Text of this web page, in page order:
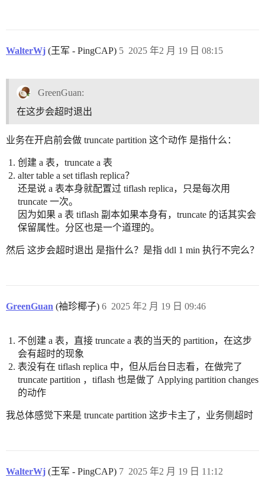
WalterWj (王军 - PingCAP) 2025 年2 月 19 日 08:15
5
GreenGuan:
在这步会超时退出
业务在开启前会做 truncate partition 这个动作 是指什么：
创建 a 表，truncate a 表
alter table a set tiflash replica？
还是说 a 表本身就配置过 tiflash replica，只是每次用
truncate 一次。
因为如果 a 表 tiflash 副本如果本身有，truncate 的话其实会
保留属性。分区也是一个道理的。
然后 这步会超时退出 是指什么？是指 ddl 1 min 执行不完么？
GreenGuan (袖珍椰子) 2025 年2 月 19 日 09:46
6
不创建 a 表，直接 truncate a 表的当天的 partition，在这步
会有超时的现象
表没有在 tiflash replica 中，但从后台日志看，在做完了
truncate partition ，tiflash 也是做了 Applying partition changes
的动作
我总体感觉下来是 truncate partition 这步卡主了，业务侧超时
WalterWj (王军 - PingCAP) 2025 年2 月 19 日 11:12
7